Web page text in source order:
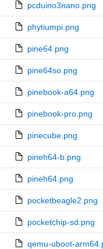
pcduino3nano.png
phytiumpi.png
pine64.png
pine64so.png
pinebook-a64.png
pinebook-pro.png
pinecube.png
pineh64-b.png
pineh64.png
pocketbeagle2.png
pocketchip-sd.png
qemu-uboot-